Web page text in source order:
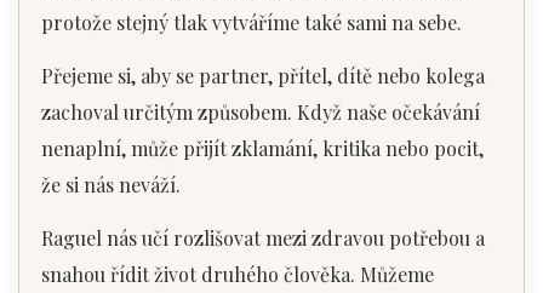
protože stejný tlak vytváříme také sami na sebe.
Přejeme si, aby se partner, přítel, dítě nebo kolega
zachoval určitým způsobem. Když naše očekávání
nenaplní, může přijít zklamání, kritika nebo pocit,
že si nás neváží.
Raguel nás učí rozlišovat mezi zdravou potřebou a
snahou řídit život druhého člověka. Můžeme